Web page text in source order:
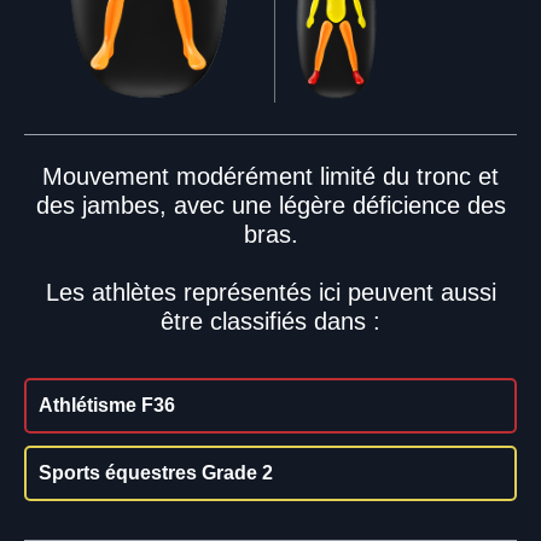
Mouvement modérément limité du tronc et
des jambes, avec une légère déficience des
bras.
Les athlètes représentés ici peuvent aussi
être classifiés dans :
Athlétisme F36
Sports équestres Grade 2